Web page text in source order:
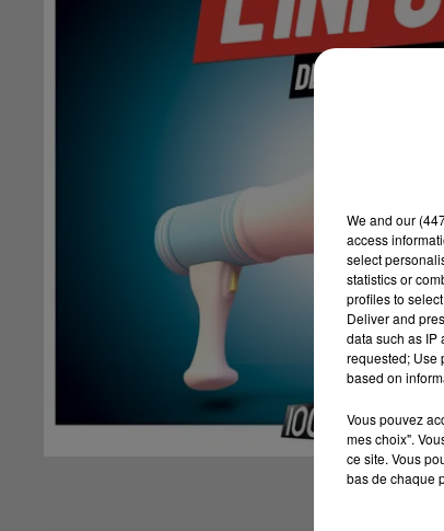
We and our
access
select
statistics or
profiles to
Deliver and
data such as IP
requested; Use
based on
Vous pouvez
mes choix".
ce site. Vous
bas de chaque